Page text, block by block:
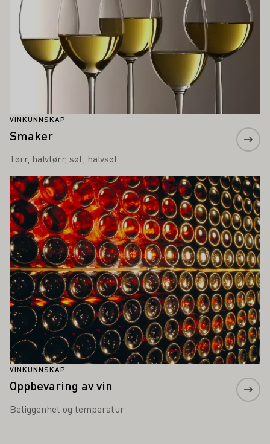
VINKUNNSKAP
Smaker
Tørr, halvtørr, søt, halvsøt
VINKUNNSKAP
Oppbevaring av vin
Beliggenhet og temperatur
Lær mer om dette